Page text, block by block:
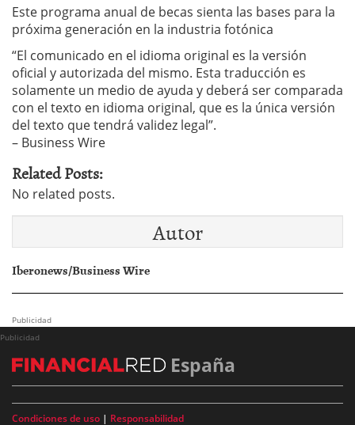
Este programa anual de becas sienta las bases para la
próxima generación en la industria fotónica
“El comunicado en el idioma original es la versión
oficial y autorizada del mismo. Esta traducción es
solamente un medio de ayuda y deberá ser comparada
con el texto en idioma original, que es la única versión
del texto que tendrá validez legal”.
– Business Wire
Related Posts:
No related posts.
Autor
Iberonews/Business Wire
Publicidad
Publicidad
España
Condiciones de uso | Responsabilidad